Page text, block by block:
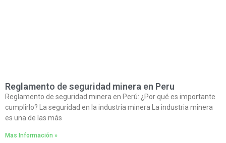
Reglamento de seguridad minera en Peru
Reglamento de seguridad minera en Perú: ¿Por qué es importante
cumplirlo? La seguridad en la industria minera La industria minera
es una de las más
Mas Información »